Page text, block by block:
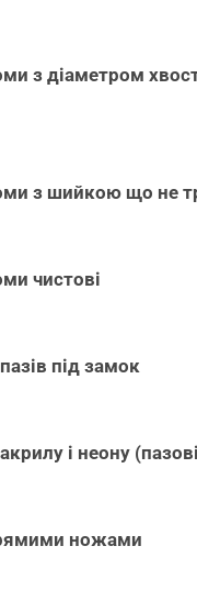
з діаметром
з шийкою що не
чистові
під замок
і неону
ножами